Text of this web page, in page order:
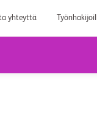
yhteyttä